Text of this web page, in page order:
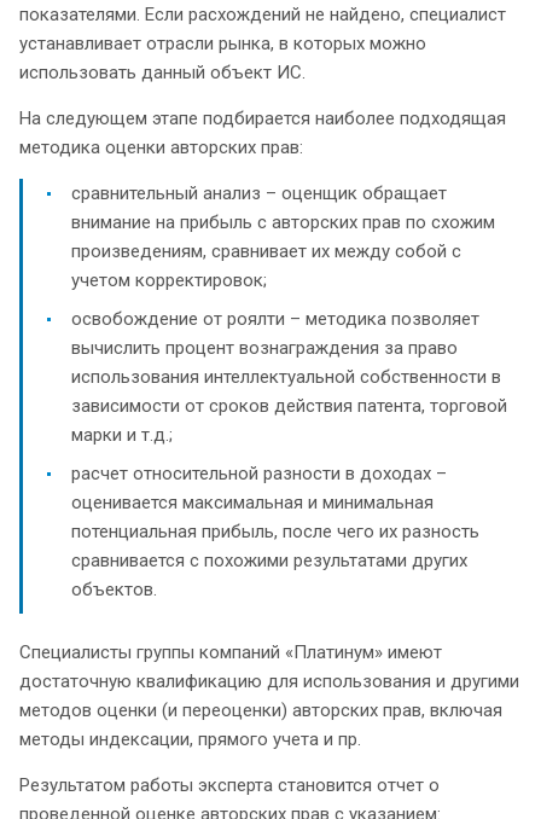
показателями. Если расхождений не найдено, специалист
устанавливает отрасли рынка, в которых можно
использовать данный объект ИС.
На следующем этапе подбирается наиболее подходящая
методика оценки авторских прав:
сравнительный анализ – оценщик обращает
внимание на прибыль с авторских прав по схожим
произведениям, сравнивает их между собой с
учетом корректировок;
освобождение от роялти – методика позволяет
вычислить процент вознаграждения за право
использования интеллектуальной собственности в
зависимости от сроков действия патента, торговой
марки и т.д.;
расчет относительной разности в доходах –
оценивается максимальная и минимальная
потенциальная прибыль, после чего их разность
сравнивается с похожими результатами других
объектов.
Специалисты группы компаний «Платинум» имеют
достаточную квалификацию для использования и другими
методов оценки (и переоценки) авторских прав, включая
методы индексации, прямого учета и пр.
Результатом работы эксперта становится отчет о
проведенной оценке авторских прав с указанием: